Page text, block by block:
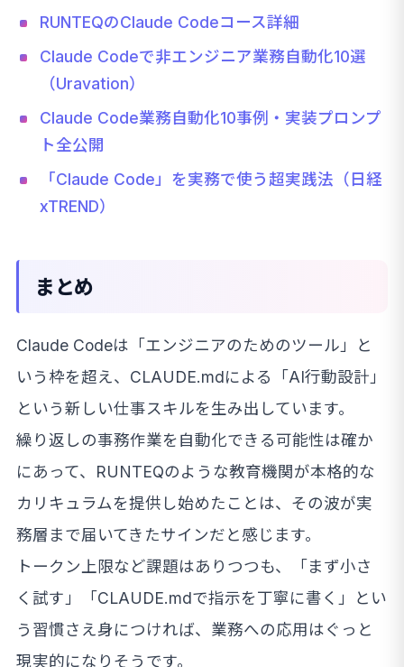
RUNTEQのClaude Codeコース詳細
Claude Codeで非エンジニア業務自動化10選
（Uravation）
Claude Code業務自動化10事例・実装プロンプ
ト全公開
「Claude Code」を実務で使う超実践法（日経
xTREND）
まとめ
Claude Codeは「エンジニアのためのツール」と
いう枠を超え、CLAUDE.mdによる「AI行動設計」
という新しい仕事スキルを生み出しています。
繰り返しの事務作業を自動化できる可能性は確か
にあって、RUNTEQのような教育機関が本格的な
カリキュラムを提供し始めたことは、その波が実
務層まで届いてきたサインだと感じます。
トークン上限など課題はありつつも、「まず小さ
く試す」「CLAUDE.mdで指示を丁寧に書く」とい
う習慣さえ身につければ、業務への応用はぐっと
現実的になりそうです。